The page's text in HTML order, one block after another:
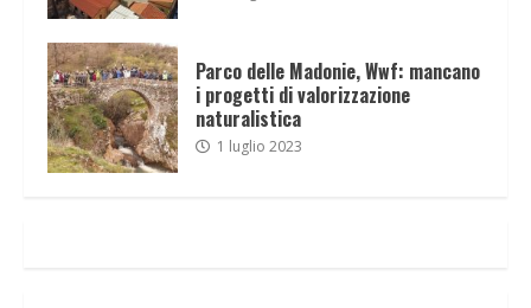
Parco delle Madonie, Wwf: mancano
i progetti di valorizzazione
naturalistica
1 luglio 2023